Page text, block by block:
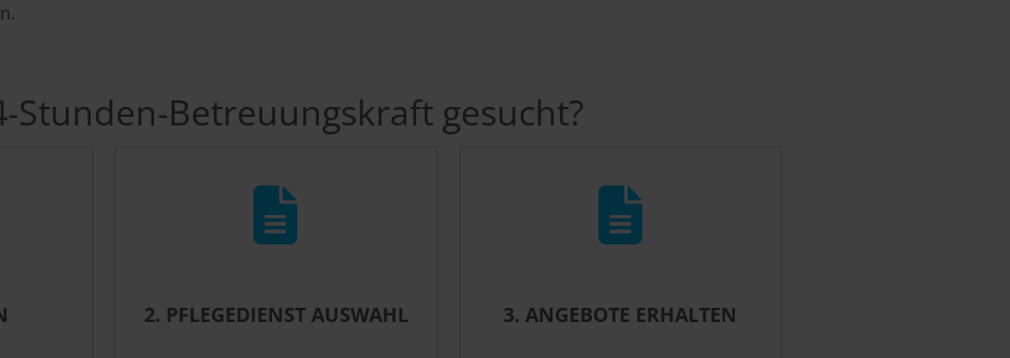
Stunden-Betreuungskraft gesucht?
2. PFLEGEDIENST AUSWAHL 3. ANGEBOTE ERHALTEN